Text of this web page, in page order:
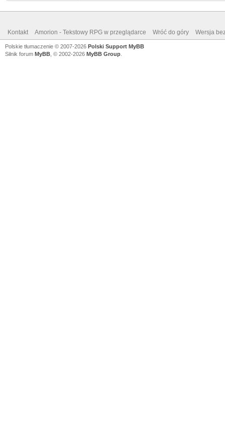
Kontakt Amorion - Tekstowy RPG w przeglądarce Wróć do góry Wersja
Polskie tłumaczenie © 2007-2026 Polski Support MyBB
Silnik forum MyBB , © 2002-2026 MyBB Group